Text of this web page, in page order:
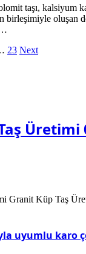
taşı, kalsiyum
birleşimiyle oluşan
23 Next
Üretimi
Granit Küp Taş
uyumlu karo